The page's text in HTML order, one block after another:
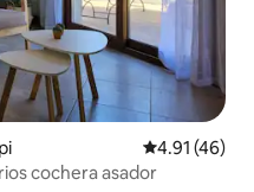
Calificación
4.91 (46)
cochera asador